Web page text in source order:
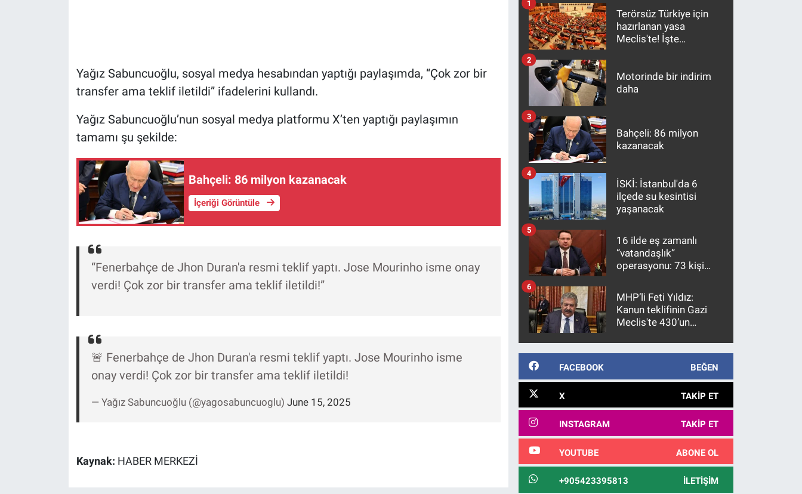
Yağız Sabuncuoğlu, sosyal medya hesabından yaptığı paylaşımda, “Çok zor bir
transfer ama teklif iletildi” ifadelerini kullandı.
Yağız Sabuncuoğlu’nun sosyal medya platformu X’ten yaptığı paylaşımın
tamamı şu şekilde:
Bahçeli: 86 milyon kazanacak
İçeriği Görüntüle
“Fenerbahçe de Jhon Duran'a resmi teklif yaptı. Jose Mourinho isme onay
verdi! Çok zor bir transfer ama teklif iletildi!”
🚨 Fenerbahçe de Jhon Duran'a resmi teklif yaptı. Jose Mourinho isme
onay verdi! Çok zor bir transfer ama teklif iletildi!
— Yağız Sabuncuoğlu (@yagosabuncuoglu) June 15, 2025
Kaynak: HABER MERKEZİ
Terörsüz Türkiye için
hazırlanan yasa
Meclis'te! İşte
1
Motorinde bir indirim
daha
2
Bahçeli: 86 milyon
kazanacak
3
İSKİ: İstanbul'da 6
ilçede su kesintisi
yaşanacak
4
16 ilde eş zamanlı
“vatandaşlık”
operasyonu: 73 kişi
5
MHP’li Feti Yıldız:
Kanun teklifinin Gazi
Meclis'te 430’un
kanunlaşacağı
6
FACEBOOK BEĞEN
X TAKIP ET
INSTAGRAM TAKIP ET
YOUTUBE ABONE OL
+905423395813 İLETIŞIM
Koronavirüs
Kültür Sanat
Teknoloji
Türkiye'nin Geleceği